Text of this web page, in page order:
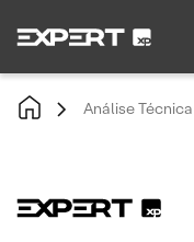
Análise Técnica